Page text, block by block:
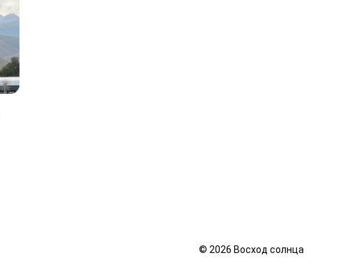
© 2026 Восход солнца